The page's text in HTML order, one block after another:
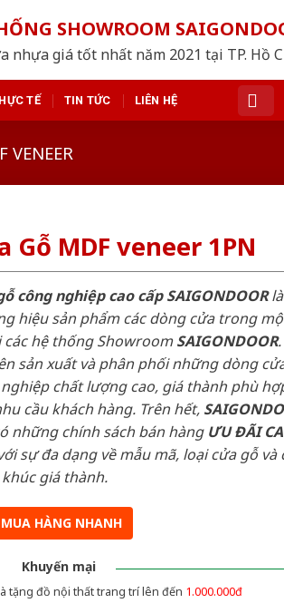
SHOWROOM
nhựa giá tốt nhất năm 2021 tại TP. Hồ
TẾ TIN TỨC LIÊN HỆ
VENEER
Gỗ MDF veneer 1PN
công nghiệp cao cấp SAIGONDOORlà
hiệu sản phẩm các dòng cửa trong
các hệ thống ShowroomSAIGONDOOR.
sản xuất và phân phối những dòng
chất lượng cao, giá thành phù
cầu khách hàng. Trên hết,
những chính sách bán hàng ƯU ĐÃI
sự đa dạng về mẫu mã, loại cửa gỗ và
giá thành.
MUA HÀNG NHANH
Khuyến mại
tặng đồ nội thất trang trí lên đến 1.000.000đ